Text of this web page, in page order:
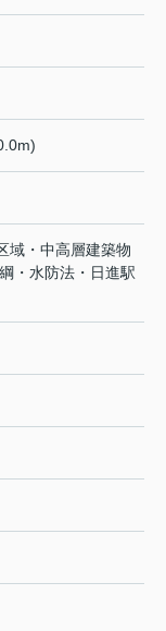
域・中高層建築物
・水防法・日進駅